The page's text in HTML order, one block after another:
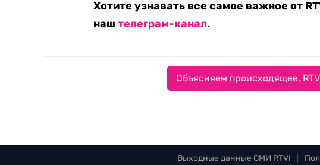
Хотите узнавать все самое важное от
наштелеграм-канал.
Объясняем происходящее.
Выходные данные СМИ RTVI